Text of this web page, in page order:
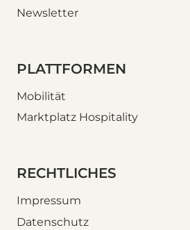
Newsletter
PLATTFORMEN
Mobilität
Marktplatz Hospitality
RECHTLICHES
Impressum
Datenschutz